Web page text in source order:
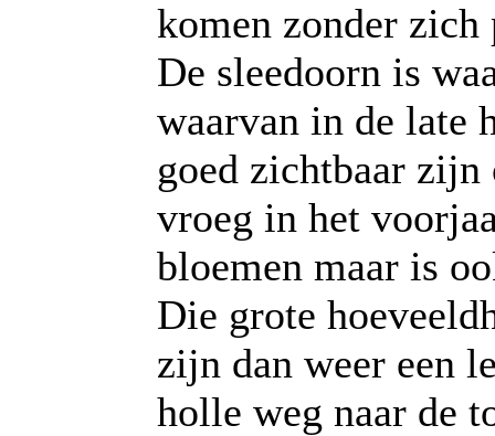
komen zonder
De sleedoorn is
waarvan in de late
goed zichtbaar
vroeg in het
bloemen maar is
Die grote
zijn dan weer een
holle weg naar de